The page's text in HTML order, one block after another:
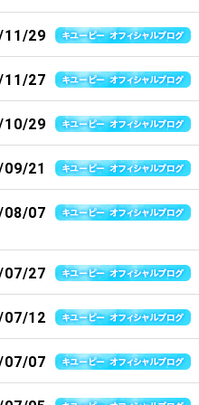
11/29
11/27
10/29
09/21
08/07
07/27
07/12
07/07